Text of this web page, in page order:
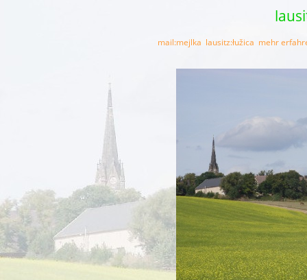
mail:mejlka lausitz:łužica mehr